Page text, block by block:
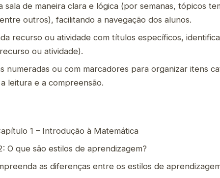
sala de maneira clara e lógica (por semanas, tópicos
outros), facilitando a navegação dos alunos.
recurso ou atividade com títulos específicos,
ou atividade).
numeradas ou com marcadores para organizar itens
leitura e a compreensão.
1 – Introdução à Matemática
O que são estilos de aprendizagem?
as diferenças entre os estilos de